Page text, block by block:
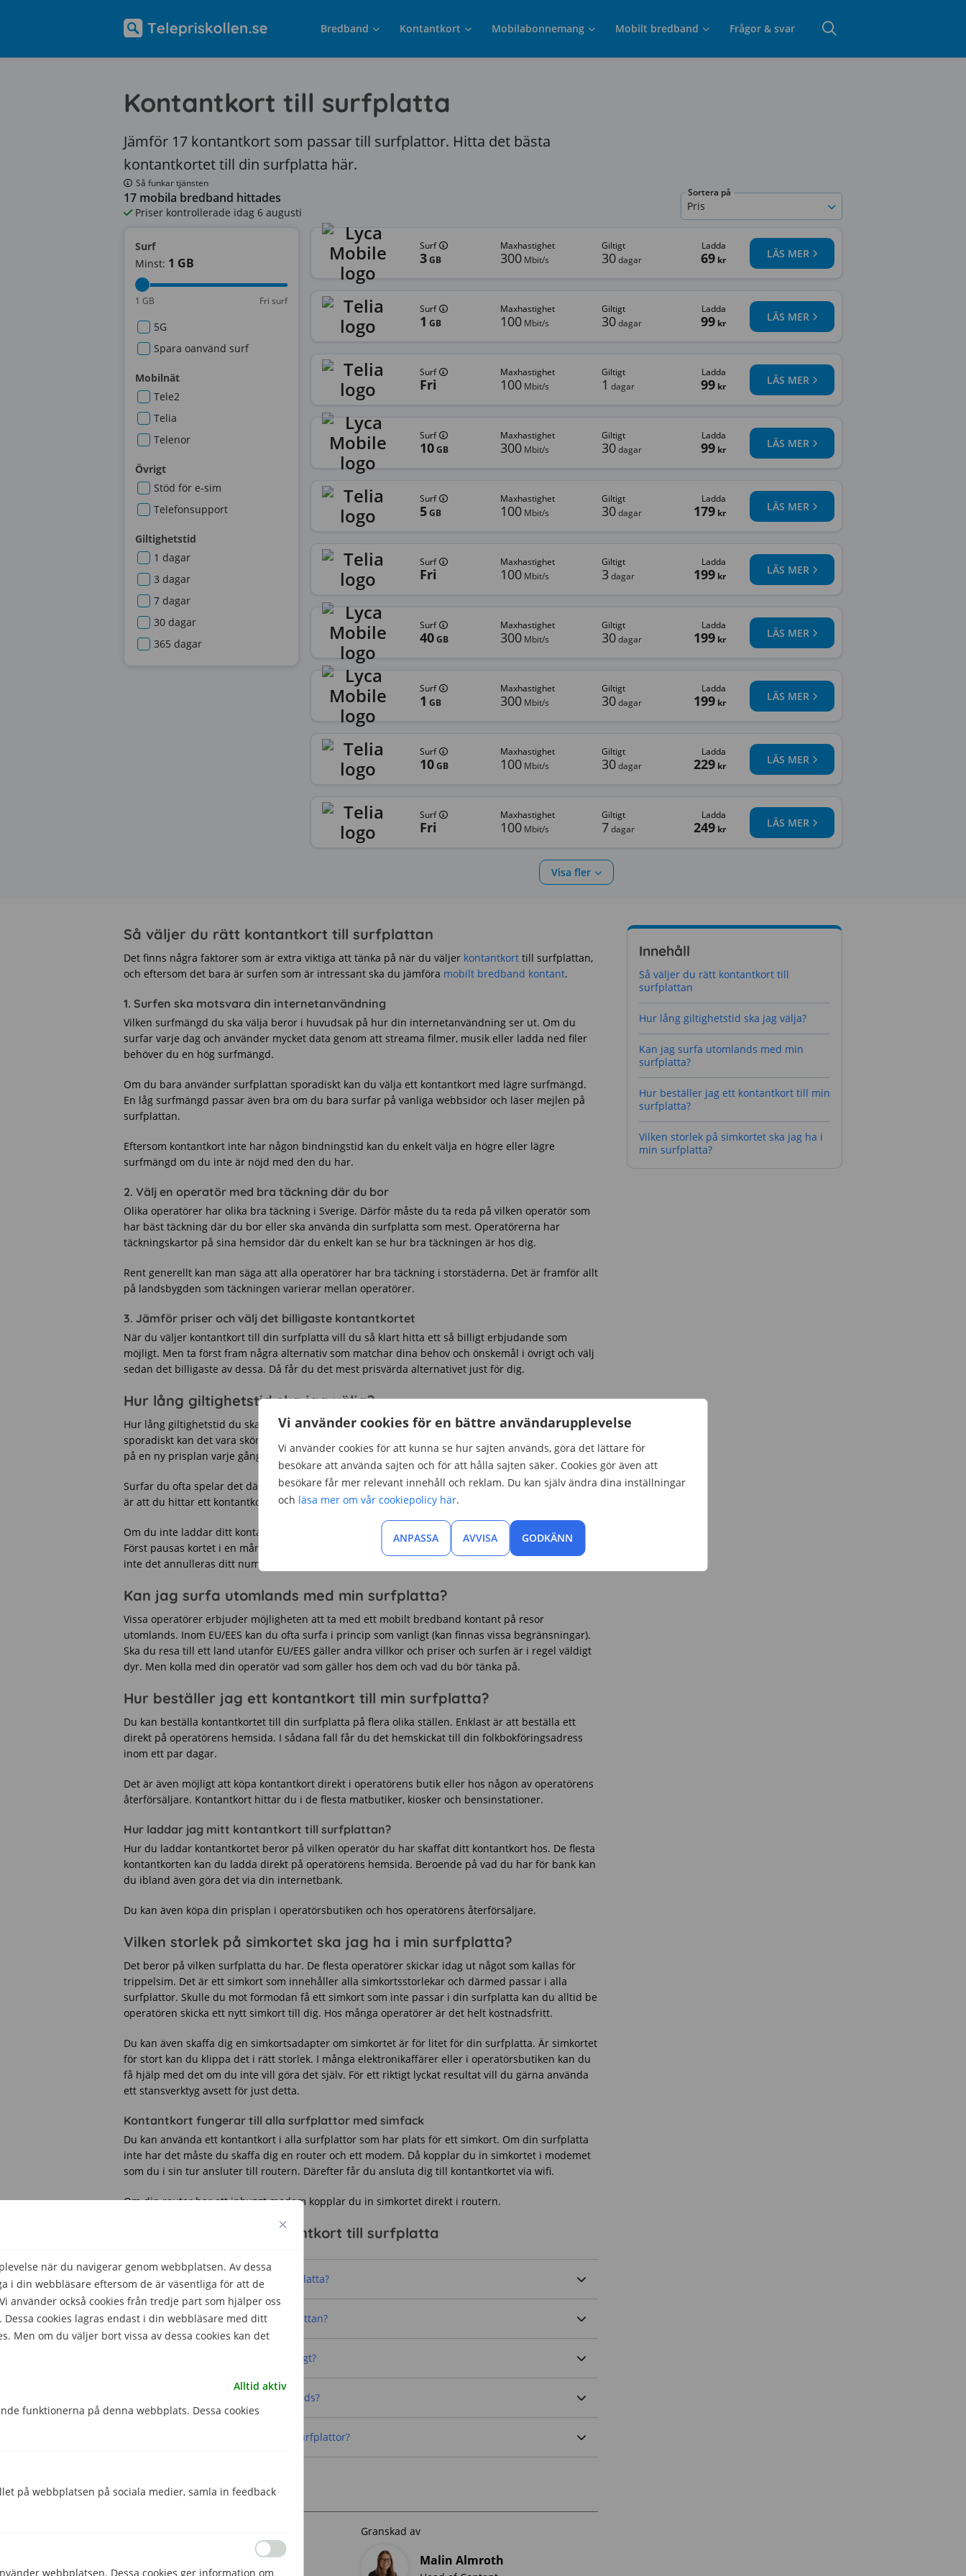
Vi använder cookies för en bättre användarupplevelse
Vi använder cookies för att kunna se hur sajten används, göra det lättare för
besökare att använda sajten och för att hålla sajten säker. Cookies gör även att
besökare får mer relevant innehåll och reklam. Du kan själv ändra dina inställningar
och läsa mer om vår cookiepolicy här.
ANPASSA AVVISA GODKÄNN
när du navigerar genom webbplatsen. Av dessa
i din webbläsare eftersom de är väsentliga för att de
använder också cookies från tredje part som hjälper oss
cookies lagras endast i din webbläsare med ditt
Men om du väljer bort vissa av dessa cookies kan det
Alltid aktiv
funktionerna på denna webbplats. Dessa cookies
på webbplatsen på sociala medier, samla in feedback
webbplatsen. Dessa cookies ger information om
Bredband Kontantkort Mobilabonnemang Mobilt bredband Frågor & svar
Kontantkort till surfplatta
Jämför 17 kontantkort som passar till surfplattor. Hitta det bästa
kontantkortet till din surfplatta här.
Så funkar tjänsten
Surf
Minst: 1 GB
1 GB Fri surf
5G
Spara oanvänd surf
Mobilnät
Tele2
Telia
Telenor
Övrigt
Stöd för e-sim
Telefonsupport
Giltighetstid
1 dagar
3 dagar
7 dagar
30 dagar
365 dagar
17 mobila bredband hittades
Priser kontrollerade idag 6 augusti
Sortera på
Pris
surf
3GB
Maxhastighet
300Mbit/s
giltigt
30dagar
Ladda
69 kr LÄS MER
surf
1 GB
Maxhastighet
100Mbit/s
giltigt
30dagar
Ladda
99 kr LÄS MER
surf
Fri
Maxhastighet
100Mbit/s
giltigt
1 dagar
Ladda
99 kr LÄS MER
surf
10GB
Maxhastighet
300Mbit/s
giltigt
30dagar
Ladda
99 kr LÄS MER
surf
5GB
Maxhastighet
100Mbit/s
giltigt
30dagar
Ladda
179 kr LÄS MER
surf
Fri
Maxhastighet
100Mbit/s
giltigt
3dagar
Ladda
199 kr LÄS MER
surf
40GB
Maxhastighet
300Mbit/s
giltigt
30dagar
Ladda
199 kr LÄS MER
surf
1 GB
Maxhastighet
300Mbit/s
giltigt
30dagar
Ladda
199 kr LÄS MER
surf
10GB
Maxhastighet
100Mbit/s
giltigt
30dagar
Ladda
229 kr LÄS MER
surf
Fri
Maxhastighet
100Mbit/s
giltigt
7dagar
Ladda
249 kr LÄS MER
Visa fler
Innehåll
Så väljer du rätt kontantkort till
surfplattan
Hur lång giltighetstid ska jag välja?
Kan jag surfa utomlands med min
surfplatta?
Hur beställer jag ett kontantkort till min
surfplatta?
Vilken storlek på simkortet ska jag ha i
min surfplatta?
Så väljer du rätt kontantkort till surfplattan
Det finns några faktorer som är extra viktiga att tänka på när du väljer kontantkort till surfplattan,
och eftersom det bara är surfen som är intressant ska du jämföra mobilt bredband kontant.
1. Surfen ska motsvara din internetanvändning
Vilken surfmängd du ska välja beror i huvudsak på hur din internetanvändning ser ut. Om du
surfar varje dag och använder mycket data genom att streama filmer, musik eller ladda ned filer
behöver du en hög surfmängd.
Om du bara använder surfplattan sporadiskt kan du välja ett kontantkort med lägre surfmängd.
En låg surfmängd passar även bra om du bara surfar på vanliga webbsidor och läser mejlen på
surfplattan.
Eftersom kontantkort inte har någon bindningstid kan du enkelt välja en högre eller lägre
surfmängd om du inte är nöjd med den du har.
2. Välj en operatör med bra täckning där du bor
Olika operatörer har olika bra täckning i Sverige. Därför måste du ta reda på vilken operatör som
har bäst täckning där du bor eller ska använda din surfplatta som mest. Operatörerna har
täckningskartor på sina hemsidor där du enkelt kan se hur bra täckningen är hos dig.
Rent generellt kan man säga att alla operatörer har bra täckning i storstäderna. Det är framför allt
på landsbygden som täckningen varierar mellan operatörer.
3. Jämför priser och välj det billigaste kontantkortet
När du väljer kontantkort till din surfplatta vill du så klart hitta ett så billigt erbjudande som
möjligt. Men ta först fram några alternativ som matchar dina behov och önskemål i övrigt och välj
sedan det billigaste av dessa. Då får du det mest prisvärda alternativet just för dig.
Hur lång giltighetstid ska jag välja?
Hur lång giltighetstid du ska välja beror på hur mycket du surfar på surfplattan. Surfar du bara
sporadiskt kan det vara skönt med en lång giltighetstid. Då behöver du inte fundera på att ladda
på en ny prisplan varje gång du vill använda surfplattan.
Surfar du ofta spelar det däremot ingen roll om du har lång eller kort giltighetstid. Det viktigaste
är att du hittar ett kontantkort med en surfmängd och ett pris som passar dig.
Om du inte laddar ditt kontantkort under en tolvmånadersperiod kommer det att sluta fungera.
Först pausas kortet i en månad. Laddar du kortet under den månaden aktiveras det igen. Gör du
inte det annulleras ditt nummer när månaden är slut.
Kan jag surfa utomlands med min surfplatta?
Vissa operatörer erbjuder möjligheten att ta med ett mobilt bredband kontant på resor
utomlands. Inom EU/EES kan du ofta surfa i princip som vanligt (kan finnas vissa begränsningar).
Ska du resa till ett land utanför EU/EES gäller andra villkor och priser och surfen är i regel väldigt
dyr. Men kolla med din operatör vad som gäller hos dem och vad du bör tänka på.
Hur beställer jag ett kontantkort till min surfplatta?
Du kan beställa kontantkortet till din surfplatta på flera olika ställen. Enklast är att beställa ett
direkt på operatörens hemsida. I sådana fall får du det hemskickat till din folkbokföringsadress
inom ett par dagar.
Det är även möjligt att köpa kontantkort direkt i operatörens butik eller hos någon av operatörens
återförsäljare. Kontantkort hittar du i de flesta matbutiker, kiosker och bensinstationer.
Hur laddar jag mitt kontantkort till surfplattan?
Hur du laddar kontantkortet beror på vilken operatör du har skaffat ditt kontantkort hos. De flesta
kontantkorten kan du ladda direkt på operatörens hemsida. Beroende på vad du har för bank kan
du ibland även göra det via din internetbank.
Du kan även köpa din prisplan i operatörsbutiken och hos operatörens återförsäljare.
Vilken storlek på simkortet ska jag ha i min surfplatta?
Det beror på vilken surfplatta du har. De flesta operatörer skickar idag ut något som kallas för
trippelsim. Det är ett simkort som innehåller alla simkortsstorlekar och därmed passar i alla
surfplattor. Skulle du mot förmodan få ett simkort som inte passar i din surfplatta kan du alltid be
operatören skicka ett nytt simkort till dig. Hos många operatörer är det helt kostnadsfritt.
Du kan även skaffa dig en simkortsadapter om simkortet är för litet för din surfplatta. Är simkortet
för stort kan du klippa det i rätt storlek. I många elektronikaffärer eller i operatörsbutiken kan du
få hjälp med det om du inte vill göra det själv. För ett riktigt lyckat resultat vill du gärna använda
ett stansverktyg avsett för just detta.
Kontantkort fungerar till alla surfplattor med simfack
Du kan använda ett kontantkort i alla surfplattor som har plats för ett simkort. Om din surfplatta
inte har det måste du skaffa dig en router och ett modem. Då kopplar du in simkortet i modemet
som du i sin tur ansluter till routern. Därefter får du ansluta dig till kontantkortet via wifi.
Om din router har ett inbyggt modem kopplar du in simkortet direkt i routern.
Vanliga frågor om kontantkort till surfplatta
Vilket kontantkort är bäst till en surfplatta?
Hur laddar jag kontantkortet i surfplattan?
Hur länge bör kontantkortet vara giltigt?
Kan jag använda surfplattan utomlands?
Var kan jag beställa kontantkort till surfplattor?
Dela Dela
Filip Svensson
Granskad av
Malin Almroth